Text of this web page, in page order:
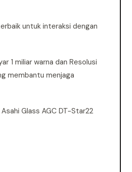
untuk interaksi dengan
1 miliar warna dan Resolusi
membantu menjaga
Glass AGC DT-Star22